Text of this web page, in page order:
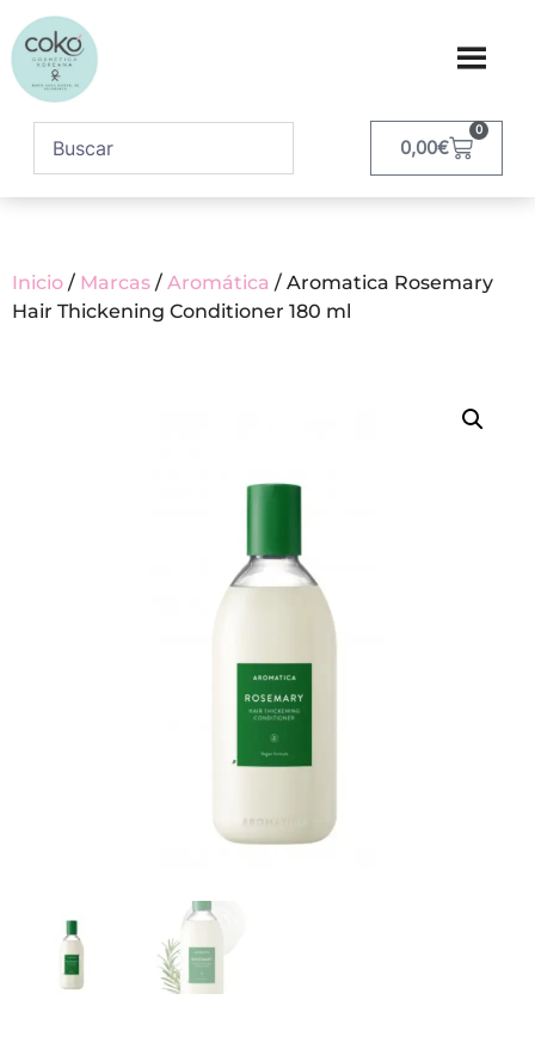
0,00€
0
Inicio / Marcas / Aromática / Aromatica Rosemary
Hair Thickening Conditioner 180 ml